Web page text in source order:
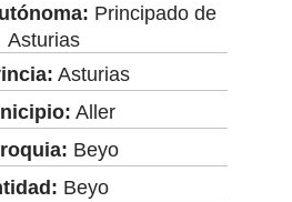
Principado de
Asturias
Asturias
Aller
Beyo
Beyo